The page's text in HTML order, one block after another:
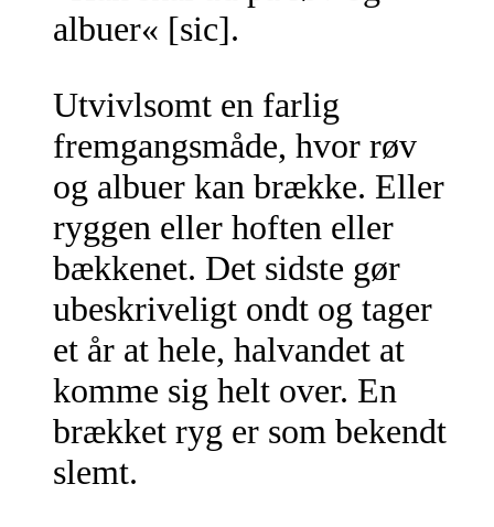
albuer« [sic].
Utvivlsomt en farlig
fremgangsmåde, hvor røv
og albuer kan brække. Eller
ryggen eller hoften eller
bækkenet. Det sidste gør
ubeskriveligt ondt og tager
et år at hele, halvandet at
komme sig helt over. En
brækket ryg er som bekendt
slemt.